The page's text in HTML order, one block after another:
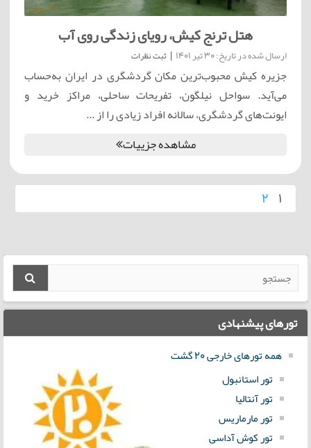
هتل ترنج کیش، رویای زندگی روی آب
ارسال شده در تاریخ: 30 تیر 1401 | ثبت نظرات
جزیره کیش محبوب‌ترین مکان گردشگری در ایران به‌حساب
می‌آید. سواحل نیلگون، تفریحات ساحلی، مراکز خرید و
ایونت‌های گردشگری، سالانه افراد زیادی را از ...
مشاهده جزییات
1
2
تورهای پیشنهادی
همه تورهای خارجی 20 گشت
تور استانبول
تور آنتالیا
تور مارماریس
تور کوش آداسی